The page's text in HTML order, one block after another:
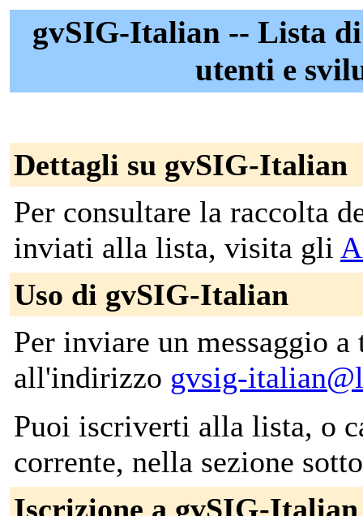
gvSIG-Italian -- Lista
utenti e
Dettagli su gvSIG-Italian
Per consultare la raccolta
inviati alla lista, visita gli
Uso di gvSIG-Italian
Per inviare un messaggio
all'indirizzo gvsig-
Puoi iscriverti alla lista, o
corrente, nella sezione
Iscrizione a gvSIG-Italian